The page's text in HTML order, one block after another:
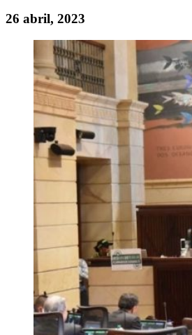
26 abril, 2023